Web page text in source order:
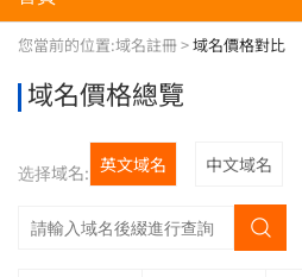
您當前的位置:域名註冊>域名價格對比
域名價格總覽
选择域名: 英文域名 中文域名